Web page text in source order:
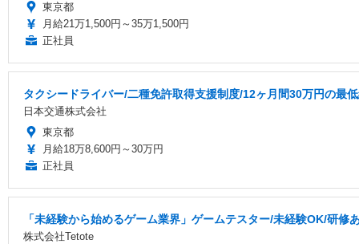
東京都
月給21万1,500円～35万1,500円
正社員
タクシードライバー/二種免許取得支援制度/12ヶ月間30万円の最
日本交通株式会社
東京都
月給18万8,600円～30万円
正社員
「未経験から始めるゲーム業界」ゲームテスター/未経験OK/研修
株式会社Tetote